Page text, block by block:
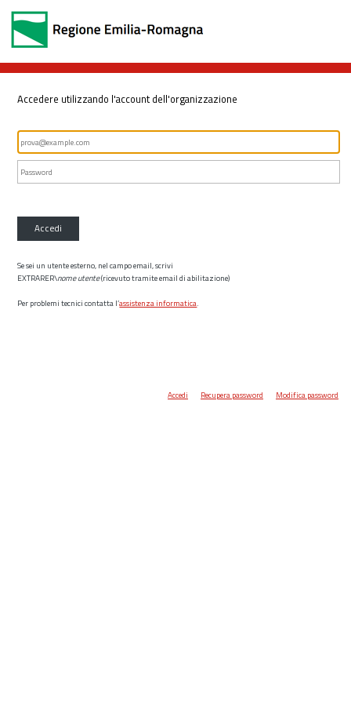
Accedere utilizzando l'account dell'organizzazione
Accedi
Se sei un utente esterno, nel campo email, scrivi
EXTRARER\nome utente(ricevuto tramite email di abilitazione)
Per problemi tecnici contatta l’assistenza informatica.
Accedi Recupera password Modifica password